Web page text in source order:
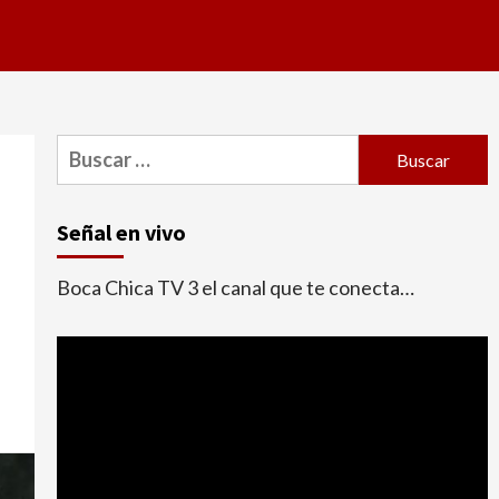
Buscar:
Señal en vivo
Boca Chica TV 3 el canal que te conecta…